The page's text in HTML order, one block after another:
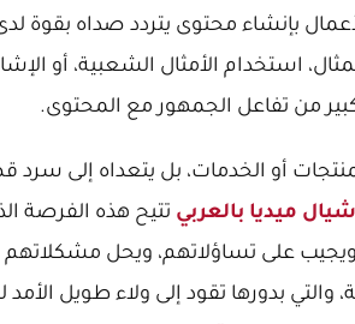
بإنشاء محتوى يتردد صداه بقوة
استخدام الأمثال الشعبية، أو
من تفاعل الجمهور مع المحتوى.
أو الخدمات، بل يتعداه إلى سرد
ميديا بالعربي تتيح هذه الفرصة
على تساؤلاتهم، ويحل
بدورها تقود إلى ولاء طويل الأمد